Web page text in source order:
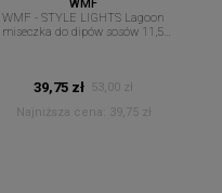
WMF
WMF - STYLE LIGHTS Lagoon
miseczka do dipów sosów 11,5
39,75 zł
53,00 zł
Najniższa cena:
39,75 zł